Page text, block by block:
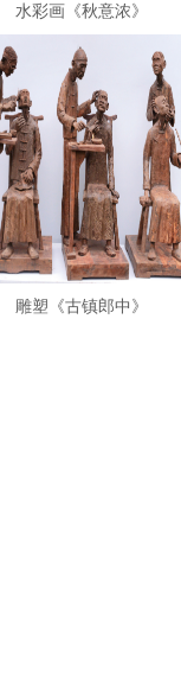
水彩画《秋意浓》
雕塑《古镇郎中》